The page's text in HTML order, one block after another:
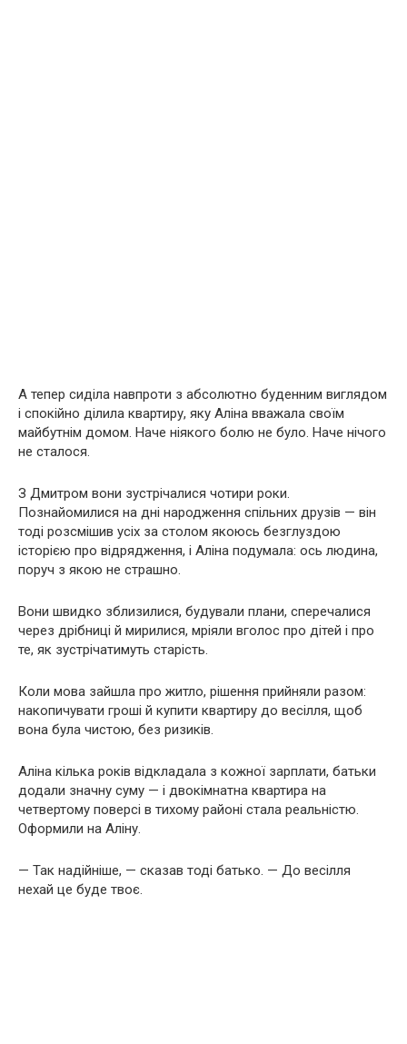
А тепер сиділа навпроти з абсолютно буденним виглядом
і спокійно ділила квартиру, яку Аліна вважала своїм
майбутнім домом. Наче ніякого болю не було. Наче нічого
не сталося.
З Дмитром вони зустрічалися чотири роки.
Познайомилися на дні народження спільних друзів — він
тоді розсмішив усіх за столом якоюсь безглуздою
історією про відрядження, і Аліна подумала: ось людина,
поруч з якою не страшно.
Вони швидко зблизилися, будували плани, сперечалися
через дрібниці й мирилися, мріяли вголос про дітей і про
те, як зустрічатимуть старість.
Коли мова зайшла про житло, рішення прийняли разом:
накопичувати гроші й купити квартиру до весілля, щоб
вона була чистою, без ризиків.
Аліна кілька років відкладала з кожної зарплати, батьки
додали значну суму — і двокімнатна квартира на
четвертому поверсі в тихому районі стала реальністю.
Оформили на Аліну.
— Так надійніше, — сказав тоді батько. — До весілля
нехай це буде твоє.